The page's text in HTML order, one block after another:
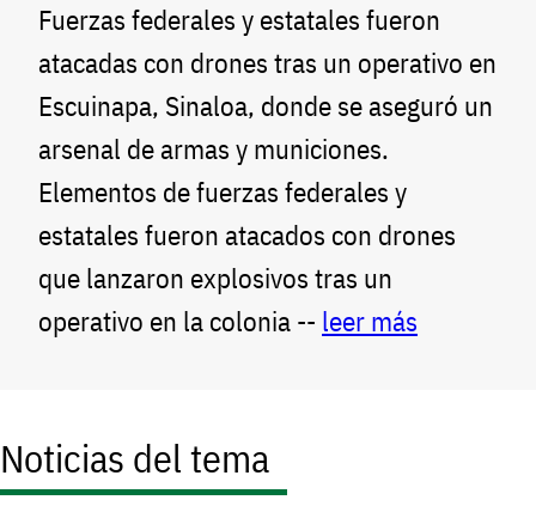
Fuerzas federales y estatales fueron
atacadas con drones tras un operativo en
Escuinapa, Sinaloa, donde se aseguró un
arsenal de armas y municiones.
Elementos de fuerzas federales y
estatales fueron atacados con drones
que lanzaron explosivos tras un
operativo en la colonia -- leer más
Noticias del tema